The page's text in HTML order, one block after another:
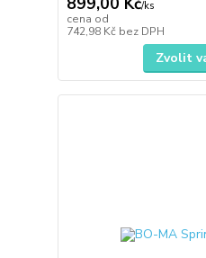
/ks
cena od
742,98 Kč bez DPH
Zvolit